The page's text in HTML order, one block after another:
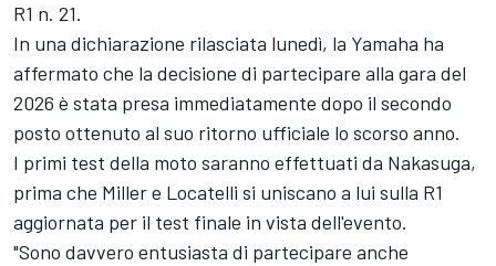
R1 n. 21.
In una dichiarazione rilasciata lunedì, la Yamaha ha
affermato che la decisione di partecipare alla gara del
2026 è stata presa immediatamente dopo il secondo
posto ottenuto al suo ritorno ufficiale lo scorso anno.
I primi test della moto saranno effettuati da Nakasuga,
prima che Miller e Locatelli si uniscano a lui sulla R1
aggiornata per il test finale in vista dell'evento.
"Sono davvero entusiasta di partecipare anche